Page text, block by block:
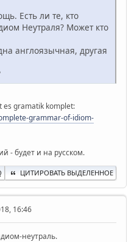
Есть ли те, кто
Неутраля? Может кто
англоязычная, другая
es gramatik komplet:
grammar-of-idiom-
- будет и на русском.
ЦИТИРОВАТЬ ВЫДЕЛЕННОЕ
16:46
неутраль.